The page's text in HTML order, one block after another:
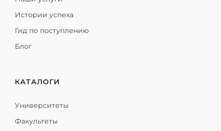
Истории успеха
Гид по поступлению
Блог
КАТАЛОГИ
Университеты
Факультеты